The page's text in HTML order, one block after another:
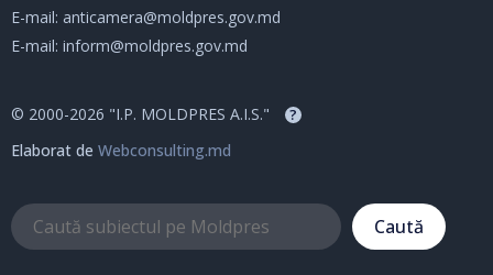
E-mail: anticamera@moldpres.gov.md
E-mail: inform@moldpres.gov.md
© 2000-2026 "I.P. MOLDPRES A.I.S." ?
Elaborat de Webconsulting.md
Caută